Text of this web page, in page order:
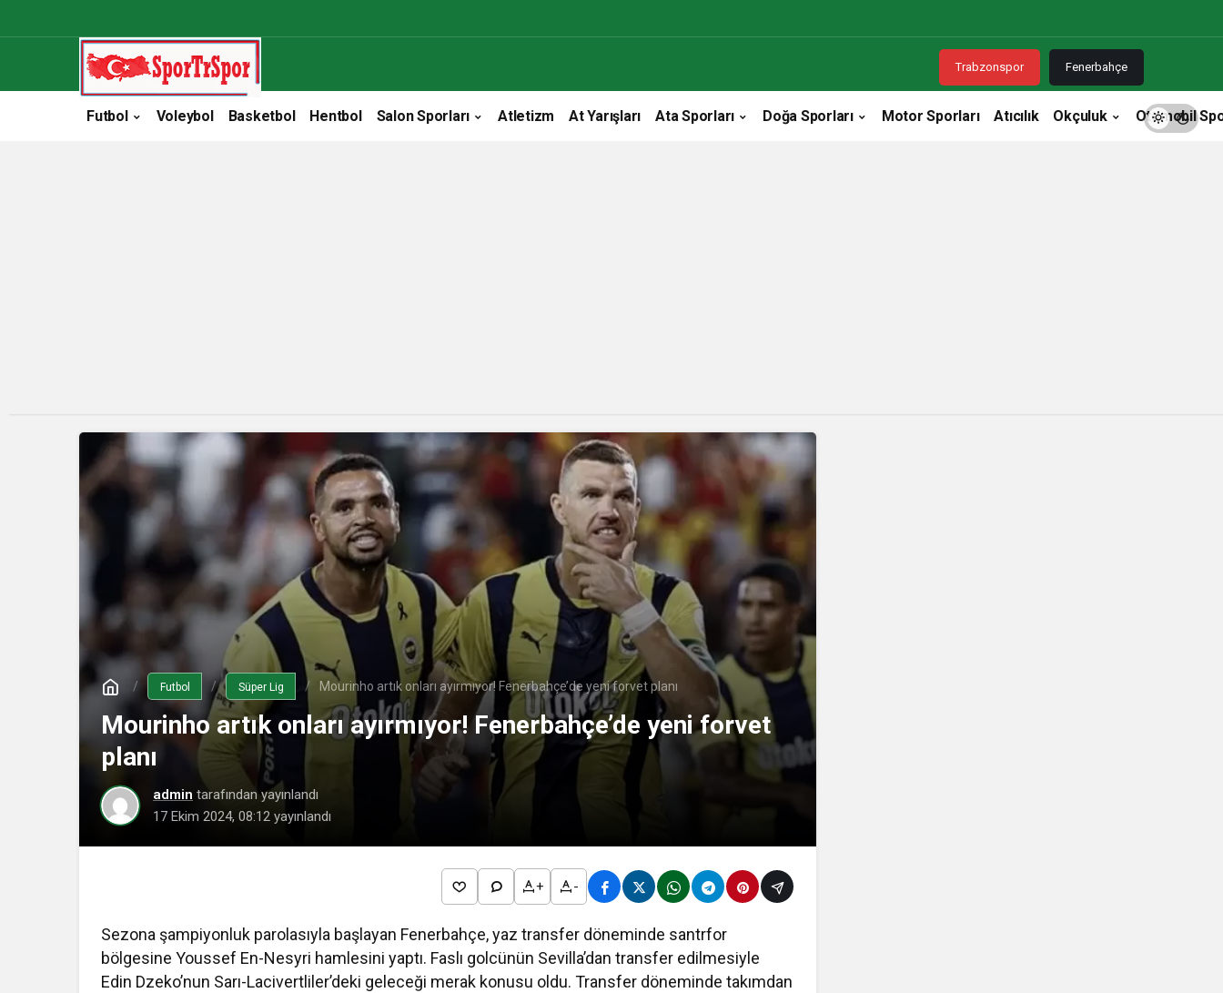
Trabzonspor Fenerbahçe
Futbol Voleybol Basketbol Hentbol Salon Sporları Atletizm At Yarışları Ata Sporları Doğa Sporları Motor Sporları Atıcılık Okçuluk Otomobil
Futbol Süper Lig Mourinho artık onları ayırmıyor! Fenerbahçe’de yeni forvet planı
Mourinho artık onları ayırmıyor! Fenerbahçe’de yeni forvet
planı
admin tarafından yayınlandı
17 Ekim 2024, 08:12 yayınlandı
+ -
Sezona şampiyonluk parolasıyla başlayan Fenerbahçe, yaz transfer döneminde santrfor
bölgesine Youssef En-Nesyri hamlesini yaptı. Faslı golcünün Sevilla’dan transfer edilmesiyle
Edin Dzeko’nun Sarı-Lacivertliler’deki geleceği merak konusu oldu. Transfer döneminde takımdan